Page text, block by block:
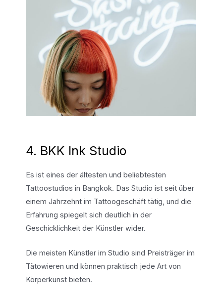
4. BKK Ink Studio
Es ist eines der ältesten und beliebtesten
Tattoostudios in Bangkok. Das Studio ist seit über
einem Jahrzehnt im Tattoogeschäft tätig, und die
Erfahrung spiegelt sich deutlich in der
Geschicklichkeit der Künstler wider.
Die meisten Künstler im Studio sind Preisträger im
Tätowieren und können praktisch jede Art von
Körperkunst bieten.